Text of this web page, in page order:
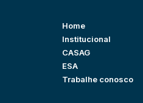
Home
Institucional
CASAG
ESA
Trabalhe conosco